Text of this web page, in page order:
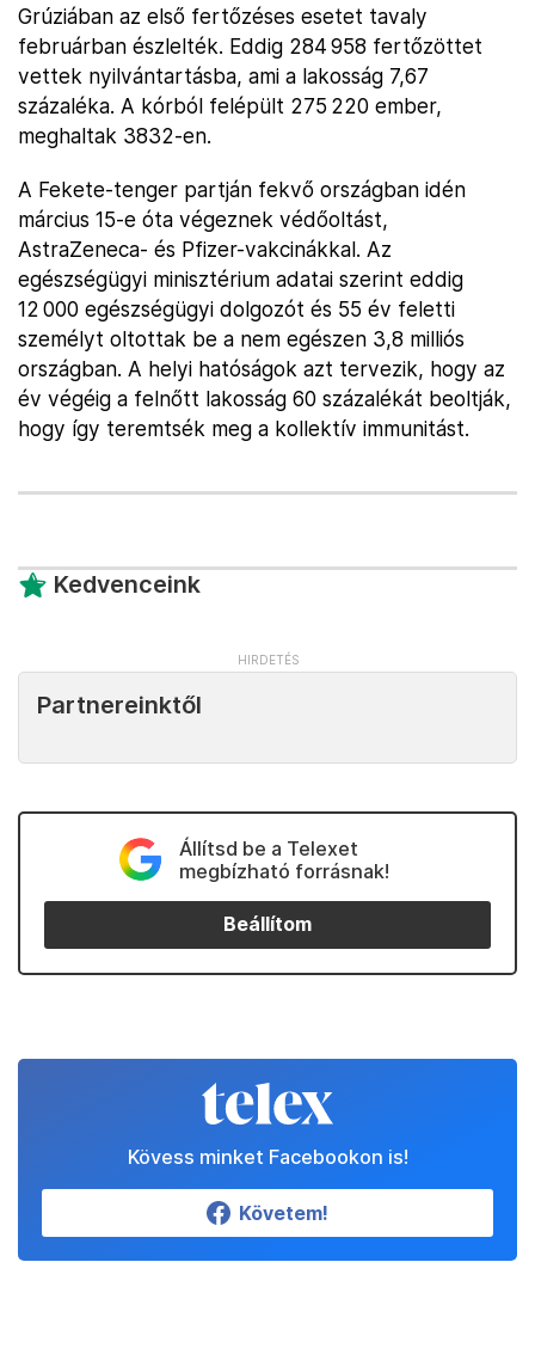
Grúziában az első fertőzéses esetet tavaly
februárban észlelték. Eddig 284 958 fertőzöttet
vettek nyilvántartásba, ami a lakosság 7,67
százaléka. A kórból felépült 275 220 ember,
meghaltak 3832-en.
A Fekete-tenger partján fekvő országban idén
március 15-e óta végeznek védőoltást,
AstraZeneca- és Pfizer-vakcinákkal. Az
egészségügyi minisztérium adatai szerint eddig
12 000 egészségügyi dolgozót és 55 év feletti
személyt oltottak be a nem egészen 3,8 milliós
országban. A helyi hatóságok azt tervezik, hogy az
év végéig a felnőtt lakosság 60 százalékát beoltják,
hogy így teremtsék meg a kollektív immunitást.
Kedvenceink
Partnereinktől
Állítsd be a Telexet
megbízható forrásnak!
Beállítom
Kövess minket Facebookon is!
Követem!